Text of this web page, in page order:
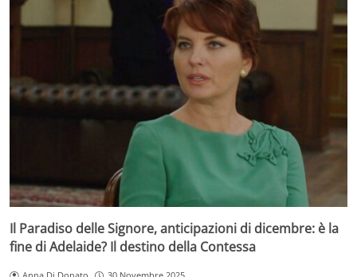
Il Paradiso delle Signore, anticipazioni di dicembre: è la
fine di Adelaide? Il destino della Contessa